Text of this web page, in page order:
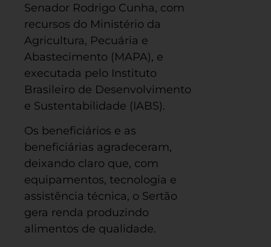
Senador Rodrigo Cunha, com
recursos do Ministério da
Agricultura, Pecuária e
Abastecimento (MAPA), e
executada pelo Instituto
Brasileiro de Desenvolvimento
e Sustentabilidade (IABS).
Os beneficiários e as
beneficiárias agradeceram,
deixando claro que, com
equipamentos, tecnologia e
assistência técnica, o Sertão
gera renda produzindo
alimentos de qualidade.